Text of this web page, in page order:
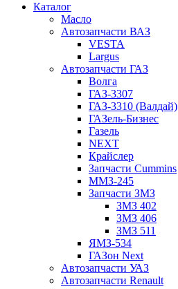
Каталог
Масло
Автозапчасти ВАЗ
VESTA
Largus
Автозапчасти ГАЗ
Волга
ГАЗ-3307
ГАЗ-3310 (Валдай)
ГАЗель-Бизнес
Газель
NEXT
Крайслер
Запчасти Cummins
ММЗ-245
Запчасти ЗМЗ
ЗМЗ 402
ЗМЗ 406
ЗМЗ 511
ЯМЗ-534
ГАЗон Next
Автозапчасти УАЗ
Автозапчасти Renault